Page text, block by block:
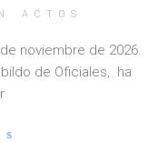
ACTOS
de noviembre de 2026.
de Oficiales, ha